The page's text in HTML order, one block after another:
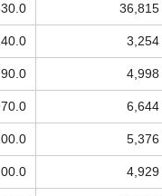
36,815
3,254
4,998
6,644
5,376
4,929